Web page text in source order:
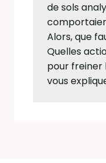
de sols
Alors, que
Quelles
pour freiner
vous